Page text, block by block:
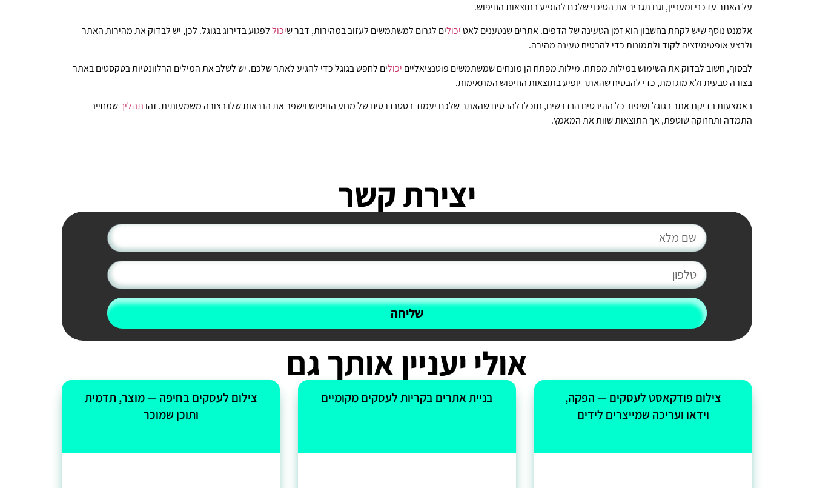
על האתר עדכני ומעניין, וגם תגביר את הסיכוי שלכם להופיע בתוצאות החיפוש.
אלמנט נוסף שיש לקחת בחשבון הוא זמן הטעינה של הדפים. אתרים שנטענים לאטיכולים לגרום למשתמשים לעזוב במהירות, דבר שיכוללפגוע בדירוג בגוגל. לכן, יש לבדוק את מהירות האתר
ולבצע אופטימיזציה לקוד ולתמונות כדי להבטיח טעינה מהירה.
לבסוף, חשוב לבדוק את השימוש במילות מפתח. מילות מפתח הן מונחים שמשתמשים פוטנציאליים יכולים לחפש בגוגל כדי להגיע לאתר שלכם. יש לשלב את המילים הרלוונטיות בטקסטים באתר
בצורה טבעית ולא מוגזמת, כדי להבטיח שהאתר יופיע בתוצאות החיפוש המתאימות.
באמצעות בדיקת אתר בגוגל ושיפור כל ההיבטים הנדרשים, תוכלו להבטיח שהאתר שלכם יעמוד בסטנדרטים של מנוע החיפוש וישפר את הנראות שלו בצורה משמעותית. זהו תהליךשמחייב
התמדה ותחזוקה שוטפת, אך התוצאות שוות את המאמץ.
יצירת קשר
שליחה
אולי יעניין אותך גם
צילום פודקאסט לעסקים — הפקה,
וידאו ועריכה שמייצרים לידים
בניית אתרים בקריות לעסקים מקומיים
צילום לעסקים בחיפה — מוצר, תדמית
ותוכן שמוכר